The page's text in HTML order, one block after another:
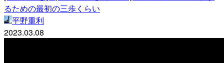
るための最初の三歩くらい
平野重利
2023.03.08